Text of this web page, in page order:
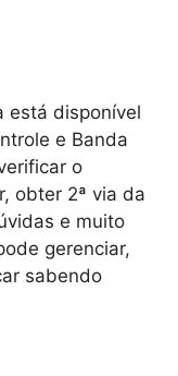
está disponível
e Banda
o
obter 2ª via da
e muito
gerenciar,
sabendo